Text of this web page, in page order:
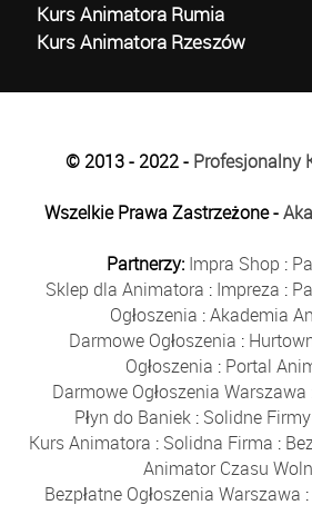
Kurs Animatora Rumia
Kurs Animatora Rzeszów
© 2013 - 2022 - Profesjonalny
Wszelkie Prawa Zastrzeżone -
Partnerzy: Impra Shop :
Sklep dla Animatora : Impreza :
Ogłoszenia :Akademia
Darmowe Ogłoszenia :
Ogłoszenia : Portal
Darmowe Ogłoszenia Warszawa
Płyn do Baniek: Solidne Firmy
Kurs Animatora : Solidna Firma :
Animator Czasu
Bezpłatne Ogłoszenia Warszawa :